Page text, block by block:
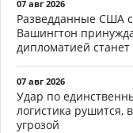
07 авг 2026
Разведданные США
Вашингтон
дипломатией
07 авг 2026
Удар по
логистика рушится,
угрозой